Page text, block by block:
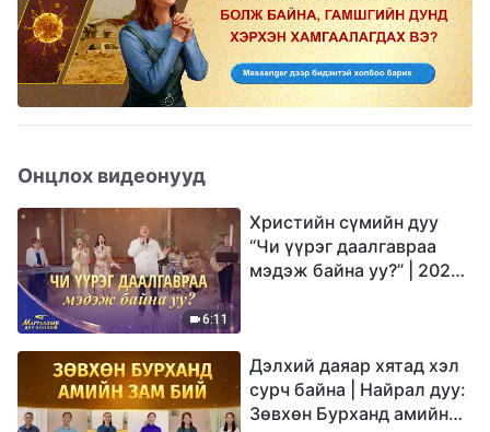
Онцлох видеонууд
6:11
Христийн сүмийн дуу
“Чи үүрэг даалгавраа
мэдэж байна уу?” | 2026
Дэлхий даяар хятад хэл
сурч байна | Найрал дуу:
Зөвхөн Бурханд амийн